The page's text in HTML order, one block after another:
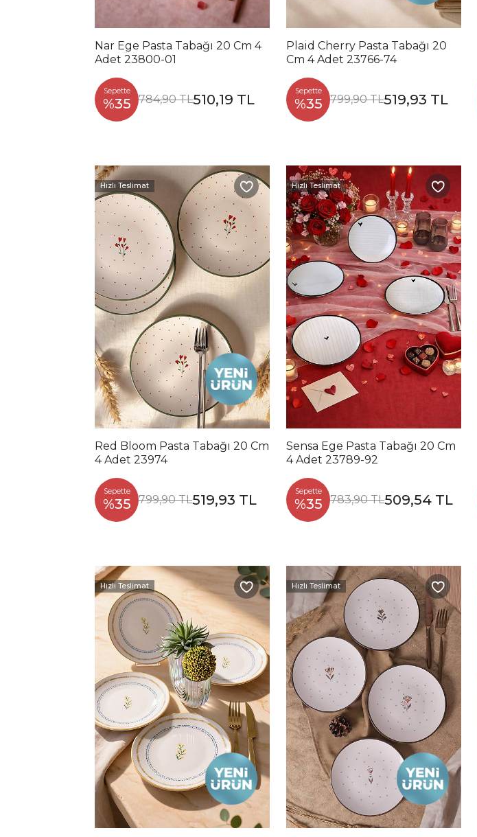
Nar Ege Pasta Tabağı 20 Cm 4
Adet 23800-01
Sepette
%35 784,90 TL510,19 TL
Plaid Cherry Pasta Tabağı 20
Cm 4 Adet 23766-74
Sepette
%35 799,90 TL519,93 TL
Hızlı Teslimat
Red Bloom Pasta Tabağı 20 Cm
4 Adet 23974
Sepette
%35 799,90 TL519,93 TL
Hızlı Teslimat
Sensa Ege Pasta Tabağı 20 Cm
4 Adet 23789-92
Sepette
%35 783,90 TL509,54 TL
Hızlı Teslimat Hızlı Teslimat